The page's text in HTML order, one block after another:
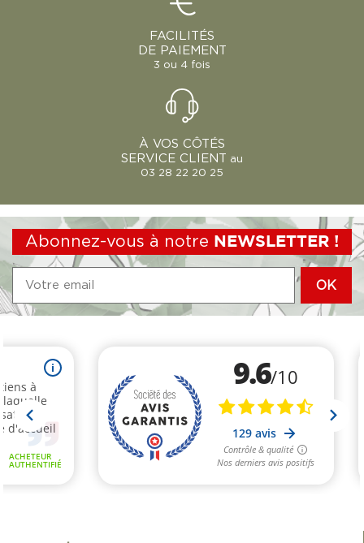
FACILITÉS
DE PAIEMENT
3 ou 4 fois
À VOS CÔTÉS
SERVICE CLIENT
au
03 28 22 20 25
Abonnez-vous à notre NEWSLETTER !